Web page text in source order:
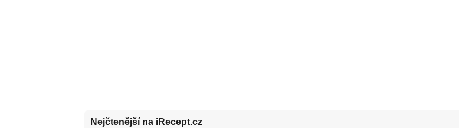
Nejčtenější na iRecept.cz